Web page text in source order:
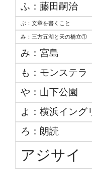
ふ：藤田嗣治
ぶ：文章を書くこと
み：三方五湖と天の橋立①
み：宮島
も：モンステラ
や：山下公園
よ：横浜イング
ろ：朗読
アジサイ